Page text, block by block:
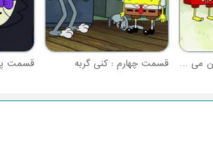
قسمت سوم : از گولاگون می آید قسمت چهارم : کنی گربه